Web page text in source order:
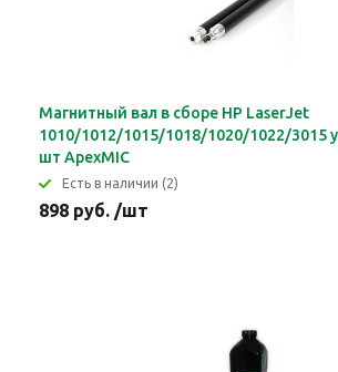
Магнитный вал в сборе HP LaserJet
1010/1012/1015/1018/1020/1022/3015
шт ApexMIC
Eсть в наличии (2)
898 руб. /шт